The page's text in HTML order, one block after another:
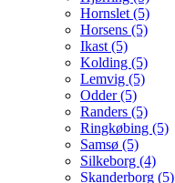
Hornslet (5)
Horsens (5)
Ikast (5)
Kolding (5)
Lemvig (5)
Odder (5)
Randers (5)
Ringkøbing (5)
Samsø (5)
Silkeborg (4)
Skanderborg (5)